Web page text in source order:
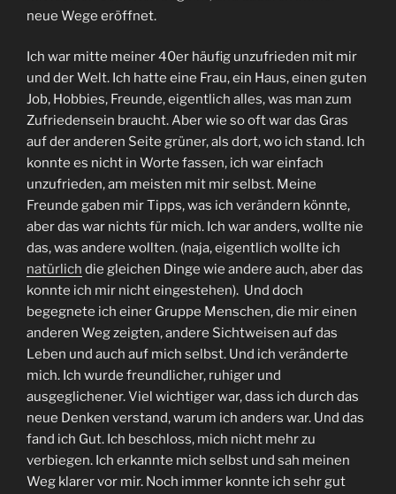
neue Wege eröffnet.
Ich war mitte meiner 40er häufig unzufrieden mit mir
und der Welt. Ich hatte eine Frau, ein Haus, einen guten
Job, Hobbies, Freunde, eigentlich alles, was man zum
Zufriedensein braucht. Aber wie so oft war das Gras
auf der anderen Seite grüner, als dort, wo ich stand. Ich
konnte es nicht in Worte fassen, ich war einfach
unzufrieden, am meisten mit mir selbst. Meine
Freunde gaben mir Tipps, was ich verändern könnte,
aber das war nichts für mich. Ich war anders, wollte nie
das, was andere wollten. (naja, eigentlich wollte ich
natürlich die gleichen Dinge wie andere auch, aber das
konnte ich mir nicht eingestehen). Und doch
begegnete ich einer Gruppe Menschen, die mir einen
anderen Weg zeigten, andere Sichtweisen auf das
Leben und auch auf mich selbst. Und ich veränderte
mich. Ich wurde freundlicher, ruhiger und
ausgeglichener. Viel wichtiger war, dass ich durch das
neue Denken verstand, warum ich anders war. Und das
fand ich Gut. Ich beschloss, mich nicht mehr zu
verbiegen. Ich erkannte mich selbst und sah meinen
Weg klarer vor mir. Noch immer konnte ich sehr gut